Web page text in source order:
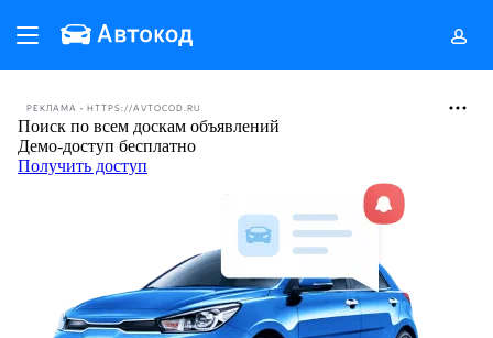
РЕКЛАМА • HTTPS://AVTOCOD.RU